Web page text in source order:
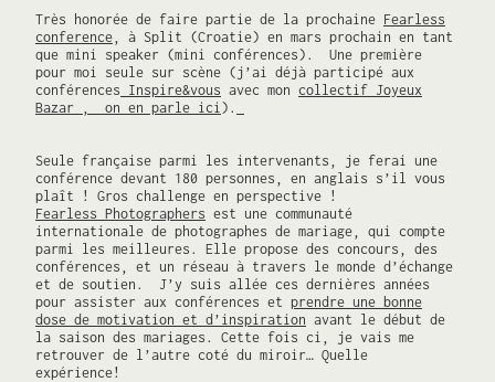
Très honorée de faire partie de la prochaine Fearless
conference, à Split (Croatie) en mars prochain en tant
que mini speaker (mini conférences). Une première
pour moi seule sur scène (j’ai déjà participé aux
conférences Inspire&vous avec mon collectif Joyeux
Bazar ,
on en parle ici).
Seule française parmi les intervenants, je ferai une
conférence devant 180 personnes, en anglais s’il vous
plaît ! Gros challenge en perspective !
Fearless Photographers est une communauté
internationale de photographes de mariage, qui compte
parmi les meilleures. Elle propose des concours, des
conférences, et un réseau à travers le monde d’échange
et de soutien. J’y suis allée ces dernières années
pour assister aux conférences et prendre une bonne
dose de motivation et d’inspiration avant le début de
la saison des mariages. Cette fois ci, je vais me
retrouver de l’autre coté du miroir… Quelle
expérience!